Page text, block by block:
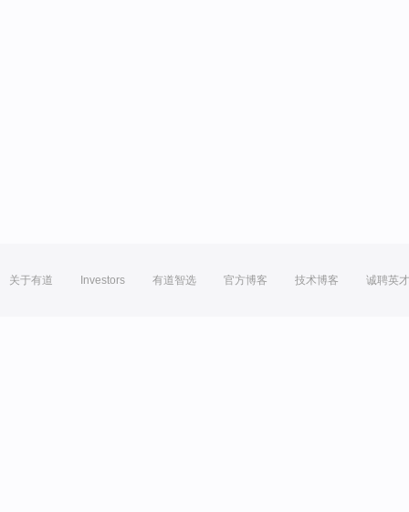
关于有道 Investors 有道智选 官方博客 技术博客 诚聘英才